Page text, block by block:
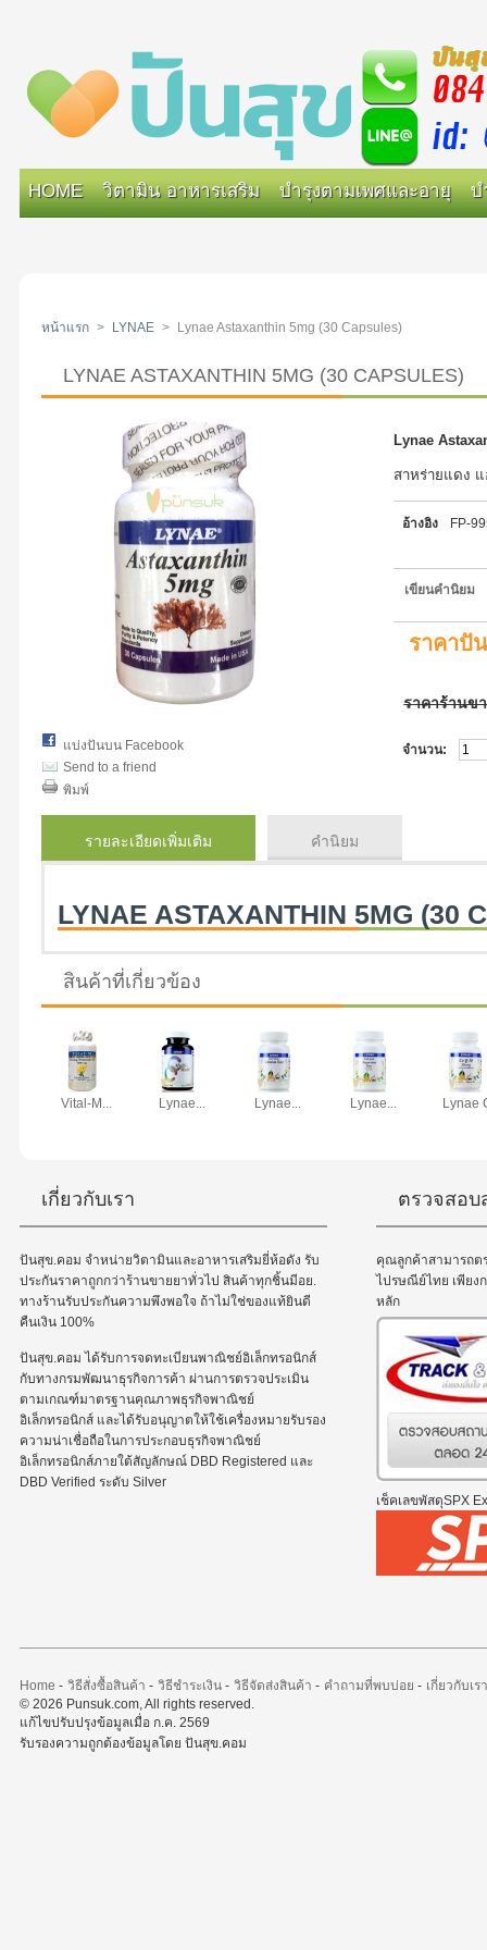
HOME วิตามิน อาหารเสริม บำรุงตามเพศและอายุ บ
หน้าแรก > LYNAE > Lynae Astaxanthin 5mg (30 Capsules)
LYNAE ASTAXANTHIN 5MG (30 CAPSULES)
แบ่งปันบน Facebook
Send to a friend
พิมพ์
Lynae
สาหร่ายแดง
อ้างอิง FP-
เขียนคำนิยม
ราคาปั
ราคาร้านข
จำนวน:
รายละเอียดเพิ่มเติม คำนิยม
LYNAE ASTAXANTHIN 5MG (30
สินค้าที่เกี่ยวข้อง
Vital-M... Lynae... Lynae... Lynae... Lynae
เกี่ยวกับเรา
ปันสุข.คอม จำหน่ายวิตามินและอาหารเสริมยี่ห้อดัง รับ
ประกันราคาถูกกว่าร้านขายยาทั่วไป สินค้าทุกชิ้นมีอย.
ทางร้านรับประกันความพึงพอใจ ถ้าไม่ใช่ของแท้ยินดี
คืนเงิน 100%
ปันสุข.คอม ได้รับการจดทะเบียนพาณิชย์อิเล็กทรอนิกส์
กับทางกรมพัฒนาธุรกิจการค้า ผ่านการตรวจประเมิน
ตามเกณฑ์มาตรฐานคุณภาพธุรกิจพาณิชย์
อิเล็กทรอนิกส์ และได้รับอนุญาตให้ใช้เครื่องหมายรับรอง
ความน่าเชื่อถือในการประกอบธุรกิจพาณิชย์
อิเล็กทรอนิกส์ภายใต้สัญลักษณ์ DBD Registered และ
DBD Verified ระดับ Silver
ตรวจสอ
คุณลูกค้าสามารถต
ไปรษณีย์ไทย เพียง
หลัก
เช็คเลขพัสดุSPX
Home - วิธีสั่งซื้อสินค้า - วิธีชำระเงิน- วิธีจัดส่งสินค้า - คำถามที่พบบ่อย - เกี่ยวกับเรา
© 2026 Punsuk.com, All rights reserved.
แก้ไขปรับปรุงข้อมูลเมื่อ ก.ค. 2569
รับรองความถูกต้องข้อมูลโดย ปันสุข.คอม